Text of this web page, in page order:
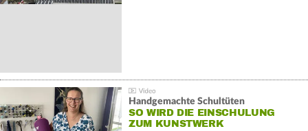
Handgemachte Schultüten
SO WIRD DIE EINSCHULUNG
ZUM KUNSTWERK